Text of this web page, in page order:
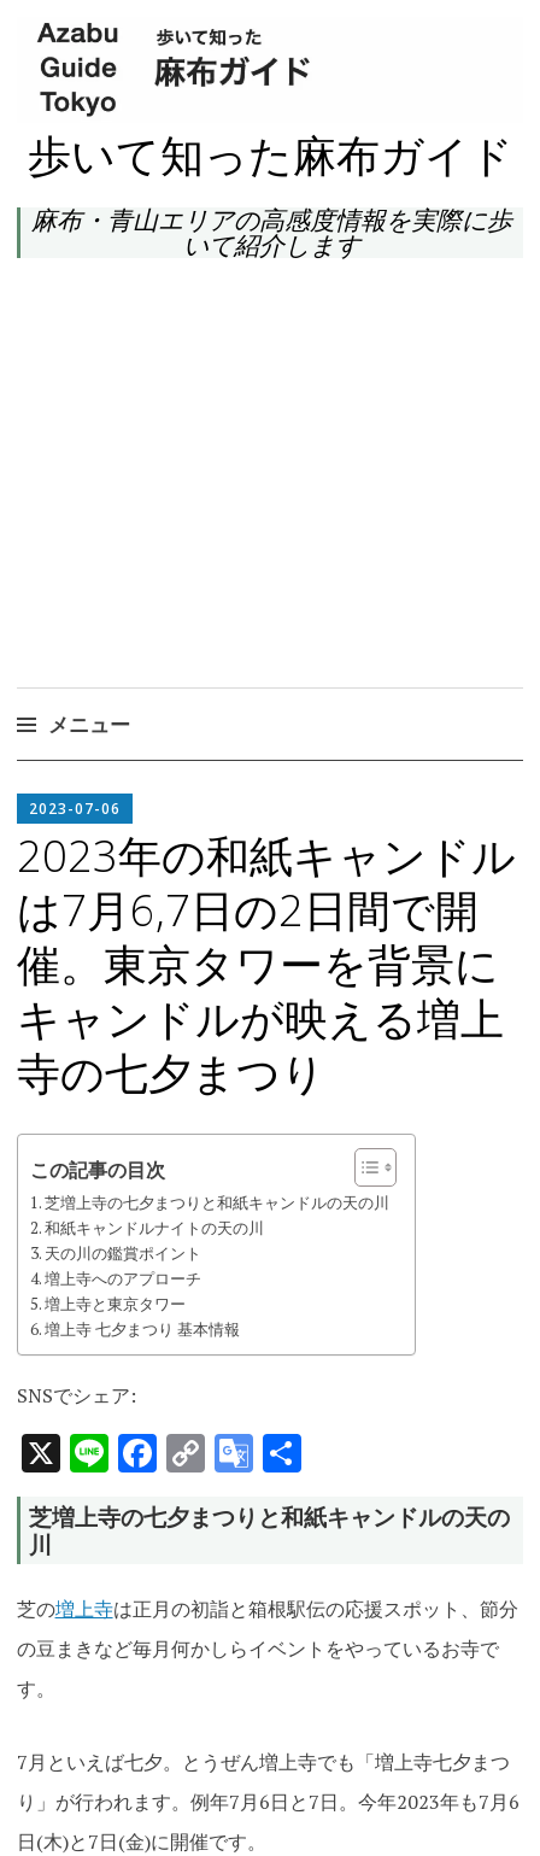
歩いて知った麻布ガイド
麻布・青山エリアの高感度情報を実際に歩
いて紹介します
メニュー
ン
テ
ン
ツ
へ
ス
キ
ッ
プ
2023-07-06
2023年の和紙キャンドル
は7月6,7日の2日間で開
催。東京タワーを背景に
キャンドルが映える増上
寺の七夕まつり
この記事の目次
芝増上寺の七夕まつりと和紙キャンドルの天の川
和紙キャンドルナイトの天の川
天の川の鑑賞ポイント
増上寺へのアプローチ
増上寺と東京タワー
増上寺 七夕まつり 基本情報
SNSでシェア:
X LineFacebook
CopyGoogle
Translate
共
有
芝増上寺の七夕まつりと和紙キャンドルの天の
川
芝の増上寺は正月の初詣と箱根駅伝の応援スポット、節分
の豆まきなど毎月何かしらイベントをやっているお寺で
す。
7月といえば七夕。とうぜん増上寺でも「増上寺七夕まつ
り」が行われます。例年7月6日と7日。今年2023年も7月6
日(木)と7日(金)に開催です。